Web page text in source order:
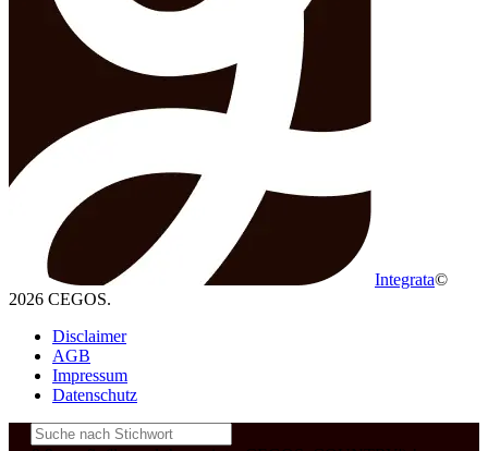
Integrata©
2026 CEGOS.
Disclaimer
AGB
Impressum
Datenschutz